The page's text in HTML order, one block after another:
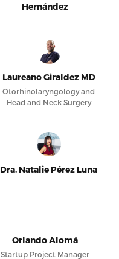
Hernández
Laureano Giraldez MD
Otorhinolaryngology and
Head and Neck Surgery
Dra. Natalie Pérez Luna
Orlando Alomá
Startup Project Manager